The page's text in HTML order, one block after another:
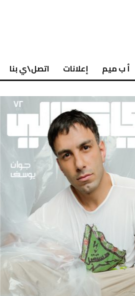
أ ب ميم إعلانات اتصل\ي بنا